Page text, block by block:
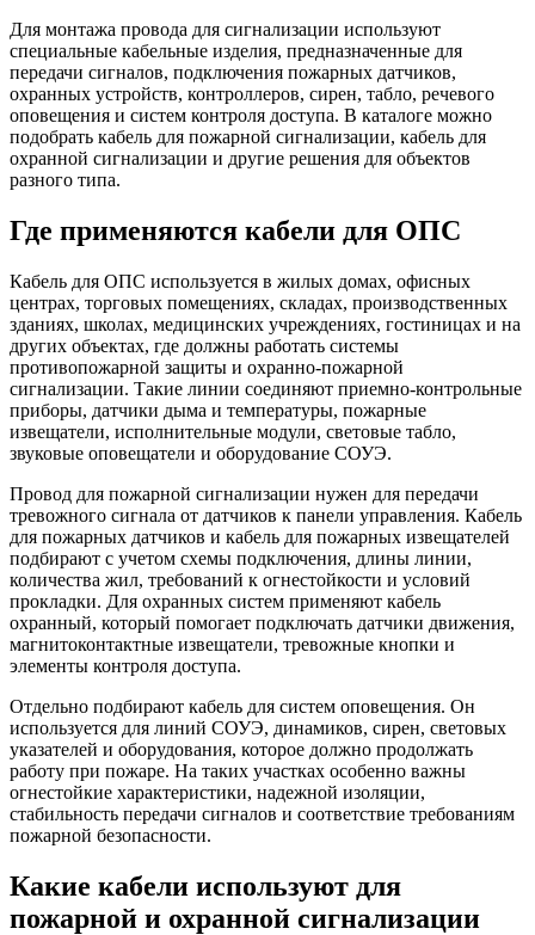
Для монтажа провода для сигнализации используют
специальные кабельные изделия, предназначенные для
передачи сигналов, подключения пожарных датчиков,
охранных устройств, контроллеров, сирен, табло, речевого
оповещения и систем контроля доступа. В каталоге можно
подобрать кабель для пожарной сигнализации, кабель для
охранной сигнализации и другие решения для объектов
разного типа.
Где применяются кабели для ОПС
Кабель для ОПС используется в жилых домах, офисных
центрах, торговых помещениях, складах, производственных
зданиях, школах, медицинских учреждениях, гостиницах и на
других объектах, где должны работать системы
противопожарной защиты и охранно-пожарной
сигнализации. Такие линии соединяют приемно-контрольные
приборы, датчики дыма и температуры, пожарные
извещатели, исполнительные модули, световые табло,
звуковые оповещатели и оборудование СОУЭ.
Провод для пожарной сигнализации нужен для передачи
тревожного сигнала от датчиков к панели управления. Кабель
для пожарных датчиков и кабель для пожарных извещателей
подбирают с учетом схемы подключения, длины линии,
количества жил, требований к огнестойкости и условий
прокладки. Для охранных систем применяют кабель
охранный, который помогает подключать датчики движения,
магнитоконтактные извещатели, тревожные кнопки и
элементы контроля доступа.
Отдельно подбирают кабель для систем оповещения. Он
используется для линий СОУЭ, динамиков, сирен, световых
указателей и оборудования, которое должно продолжать
работу при пожаре. На таких участках особенно важны
огнестойкие характеристики, надежной изоляции,
стабильность передачи сигналов и соответствие требованиям
пожарной безопасности.
Какие кабели используют для
пожарной и охранной сигнализации